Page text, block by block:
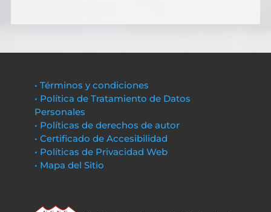
• Términos y condiciones
• Política de Tratamiento de Datos
Personales
• Políticas de derechos de autor
• Certificado de Accesibilidad
• Políticas de Privacidad Web
• Mapa del Sitio